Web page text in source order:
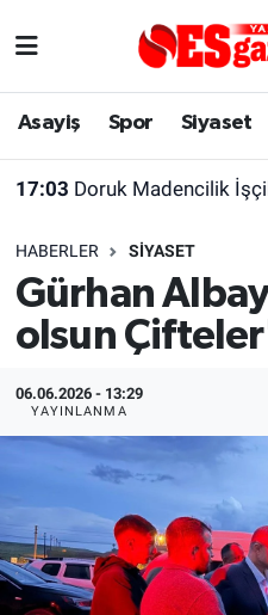
Asayiş Spor Siyaset
17:03 Doruk Madencilik
HABERLER SIYASET
Gürhan
olsun
06.06.2026 - 13:29
YAYINLANMA
Asayiş
Gündem
Türkiye
Dünya
Sağlık
Alış-Veriş/İş dünyası
Yaşam
Eskişehirspor Arşivi
Eskişehir Arşivi
Röportaj
Ekonomi
Kültür Sanat
Politika
Eskişehir Nöbetçi
Süper Lig Puan
Tüm Manşetler
Son Dakika Haberleri
Haber Arşivi